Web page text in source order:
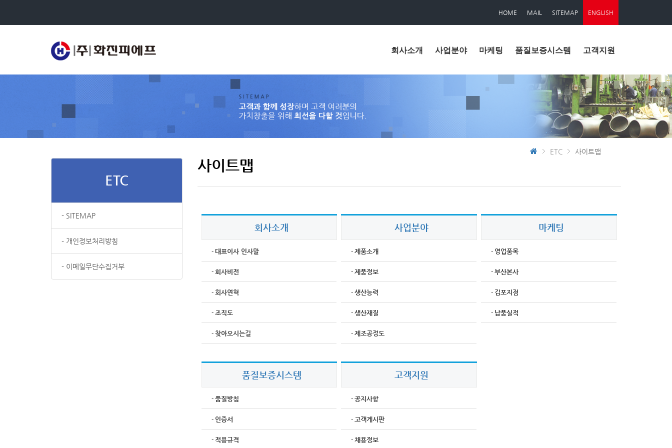
HOME MAIL SITEMAP ENGLISH
회사소개 사업분야 마케팅 품질보증시스템 고객지원
사이트맵
ETC 사이트맵
회사소개
- 대표이사 인사말
- 회사비전
- 회사연혁
- 조직도
- 찾아오시는길
사업분야
- 제품소개
- 제품정보
- 생산능력
- 생산재질
- 제조공정도
마케팅
- 영업품목
- 부산본사
- 김포지점
- 납품실적
품질보증시스템
- 품질방침
- 인증서
- 적용규격
고객지원
- 공지사항
- 고객게시판
- 채용정보
ETC
- SITEMAP
- 개인정보처리방침
- 이메일무단수집거부